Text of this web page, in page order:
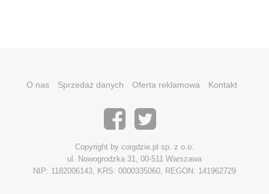
O nas Sprzedaż danych Oferta reklamowa Kontakt
Copyright by coigdzie.pl sp. z o.o.
ul. Nowogrodzka 31, 00-511 Warszawa
NIP: 1182006143, KRS: 0000335060, REGON: 141962729